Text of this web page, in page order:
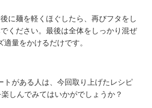
に麺を軽くほぐしたら、再びフタをし
ください。最後は全体をしっかり混ぜ
量をかけるだけです。
トがある人は、今回取り上げたレシピ
楽しんでみてはいかがでしょうか？